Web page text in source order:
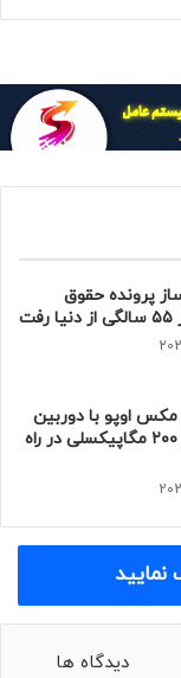
گلکسی واچ را نشان می‌دهد و طبق اطلاعات پایگاه داده‌ی GSMA،
در گذشته نیز نسخه‌ی کلاسیک در سری گلکسی واچ ۴ و گلکسی
واچ ۶ وجود داشت؛ اما در سری گلکسی واچ ۵ این مدل با گلکسی
واچ ۸ کلاسیک چه ویژگی‌های جدیدی
پرونده حقوق
اوپو با دوربین
پریسکوپی ۲۰۰ مگاپیکسلی در راه
نمایید
دیدگاه ها